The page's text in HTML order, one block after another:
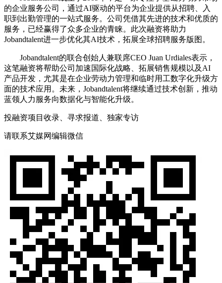
的企业服务公司，通过AI驱动的平台为企业提供从招聘、入
职到出勤管理的一站式服务。公司凭借其先进的技术和优质的
服务，已经赢得了众多企业的青睐。此次融资将助力
Jobandtalent进一步优化其AI技术，拓展全球招聘服务版图。
Jobandtalent的联合创始人兼联席CEO Juan Urdiales表示，
这笔融资将帮助公司加速国际化战略、拓展销售规模以及AI
产品开发，尤其是在企业劳动力管理和临时用工数字化升级方
面的技术应用。未来，Jobandtalent将继续通过技术创新，推动
蓝领人力服务向数据化与智能化升级。
投融资项目收录、寻求报道、独家专访
请联系艾媒网编辑微信